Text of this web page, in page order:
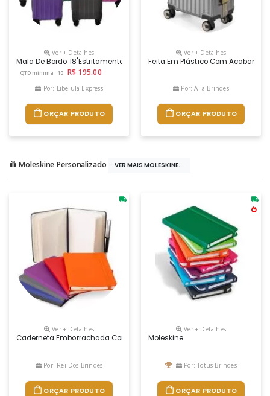
Ver + Detalhes
Mala De Bordo 18"estritamente Dentro Das Dimensões Exigidas Pela
QTD mínima: 10 R$ 195.00
Por: Libelula Express
ORÇAR PRODUTO
Ver + Detalhes
Feita Em Plástico Com
Por: Alia Brindes
ORÇAR PRODUTO
Moleskine Personalizado VER MAIS MOLESKINE...
Ver + Detalhes
Caderneta Emborrachada Com Porta Caneta Descrição: Caderneta
Por: Rei Dos Brindes
ORÇAR PRODUTO
Ver + Detalhes
Moleskine
Por: Totus Brindes
ORÇAR PRODUTO